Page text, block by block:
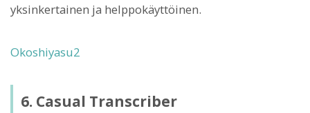
yksinkertainen ja helppokäyttöinen.
Okoshiyasu2
6. Casual Transcriber